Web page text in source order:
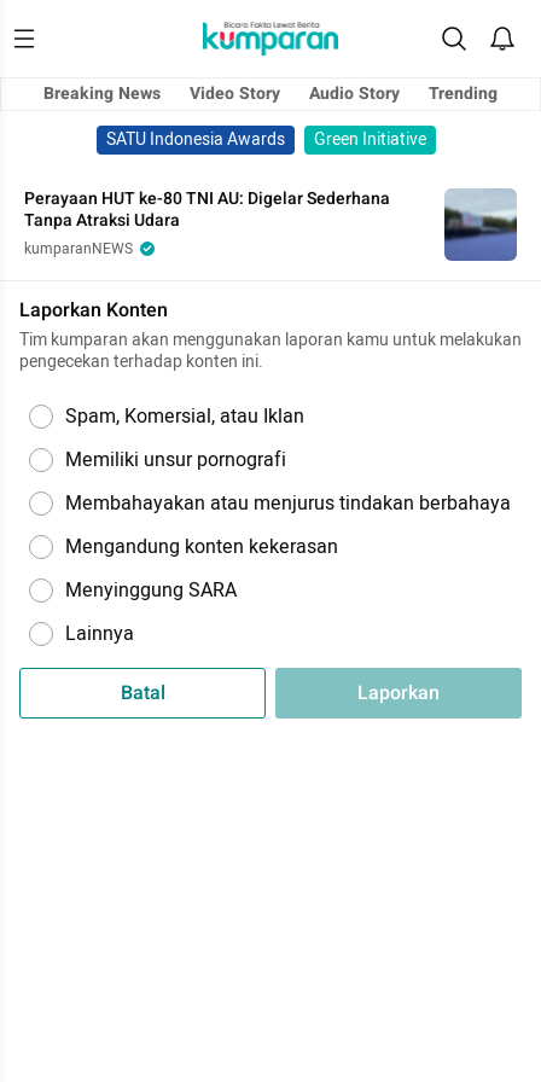
Breaking News Video Story Audio Story
Trending
SATU Indonesia Awards
Green Initiative
Perayaan HUT ke-80 TNI AU: Digelar Sederhana
Tanpa Atraksi Udara
kumparanNEWS
Laporkan Konten
Tim kumparan akan menggunakan laporan kamu untuk melakukan
pengecekan terhadap konten ini.
Spam, Komersial, atau Iklan
Memiliki unsur pornografi
Membahayakan atau menjurus tindakan berbahaya
Mengandung konten kekerasan
Menyinggung SARA
Lainnya
Batal Laporkan